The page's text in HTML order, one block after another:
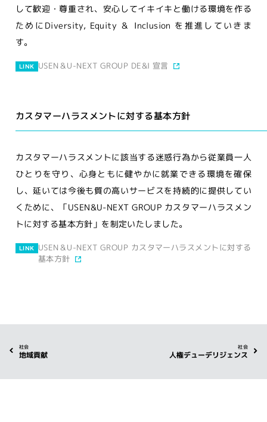
して歓迎・尊重され、安心してイキイキと働ける環境を作る
ためにDiversity, Equity ＆ Inclusion を推進していきま
す。
LINK USEN＆U-NEXT GROUP DE&I 宣言
カスタマーハラスメントに対する基本方針
カスタマーハラスメントに該当する迷惑行為から従業員一人
ひとりを守り、心身ともに健やかに就業できる環境を確保
し、延いては今後も質の高いサービスを持続的に提供してい
くために、「USEN&U-NEXT GROUP カスタマーハラスメン
トに対する基本方針」を制定いたしました。
LINK USEN＆U-NEXT GROUP カスタマーハラスメントに対する
基本方針
社会
地域貢献
社会
人権デューデリジェンス